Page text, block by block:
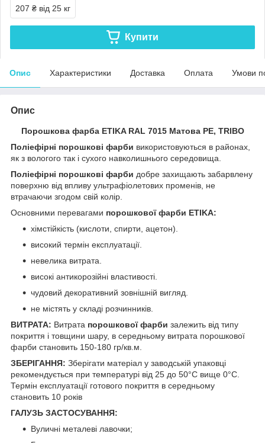
207 ₴ від 25 кг
Купити
Опис Характеристики Доставка Оплата Умови
Опис
Порошкова фарба ETIKA RAL 7015 Матова PE, TRIBO
Поліефірні порошкові фарби використовуються в районах,
як з вологого так і сухого навколишнього середовища.
Поліефірні порошкові фарби добре захищають забарвлену
поверхню від впливу ультрафіолетових променів, не
втрачаючи згодом свій колір.
Основними перевагами порошкової фарби ETIKA:
хімстійкість (кислоти, спирти, ацетон).
високий термін експлуатації.
невелика витрата.
високі антикорозійні властивості.
чудовий декоративний зовнішній вигляд.
не містять у складі розчинників.
ВИТРАТА: Витрата порошкової фарби залежить від типу
покриття і товщини шару, в середньому витрата порошкової
фарби становить 150-180 гр/кв.м.
ЗБЕРІГАННЯ: Зберігати матеріал у заводській упаковці
рекомендується при температурі від 25 до 50°С вище 0°С.
Термін експлуатації готового покриття в середньому
становить 10 років
ГАЛУЗЬ ЗАСТОСУВАННЯ:
Вуличні металеві лавочки;